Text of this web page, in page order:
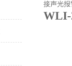
接声光报
WLI-